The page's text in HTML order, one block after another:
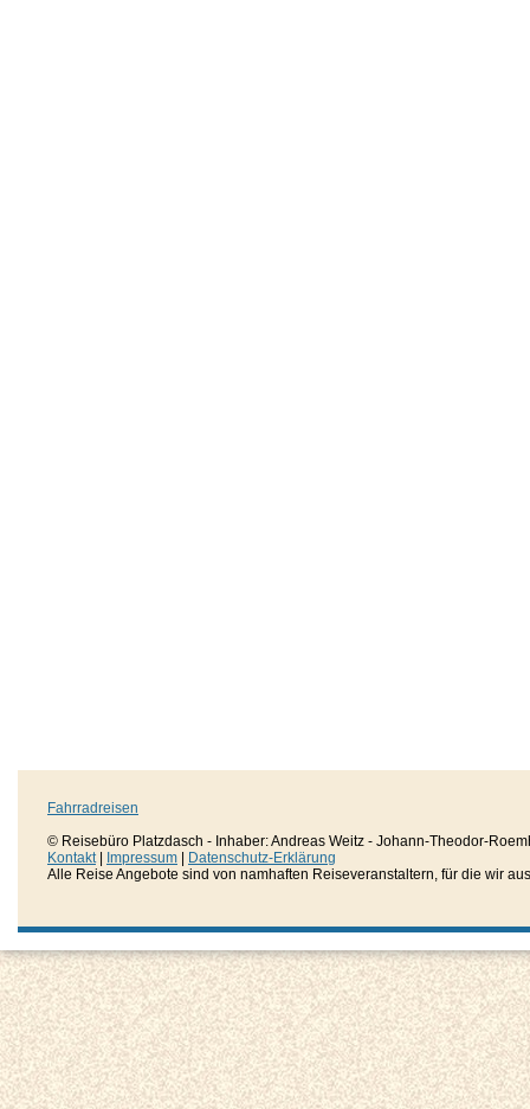
Fahrradreisen
© Reisebüro Platzdasch - Inhaber: Andreas Weitz - Johann-Theodor-
Kontakt| Impressum
Datenschutz-Erklärung
Alle Reise Angebote sind von namhaften Reiseveranstaltern, für die wir